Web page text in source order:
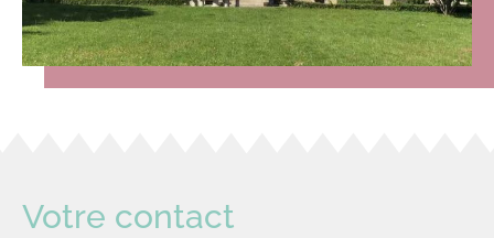
Votre contact